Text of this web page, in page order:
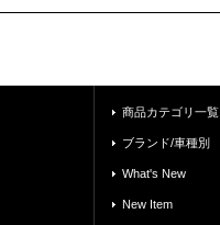
商品カテゴリ一覧
ブランド/車種別
What's New
New Item